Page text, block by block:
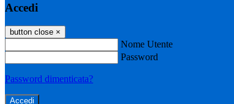
Accedi
button close ×
Nome Utente
Password
Password dimenticata?